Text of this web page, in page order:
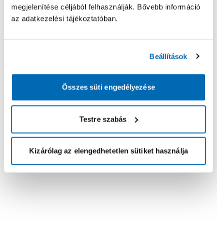
megjelenítése céljából felhasználják. Bővebb információ
az adatkezelési tájékoztatóban.
Beállítások
Összes süti engedélyezése
Testre szabás
Kizárólag az elengedhetetlen sütiket használja